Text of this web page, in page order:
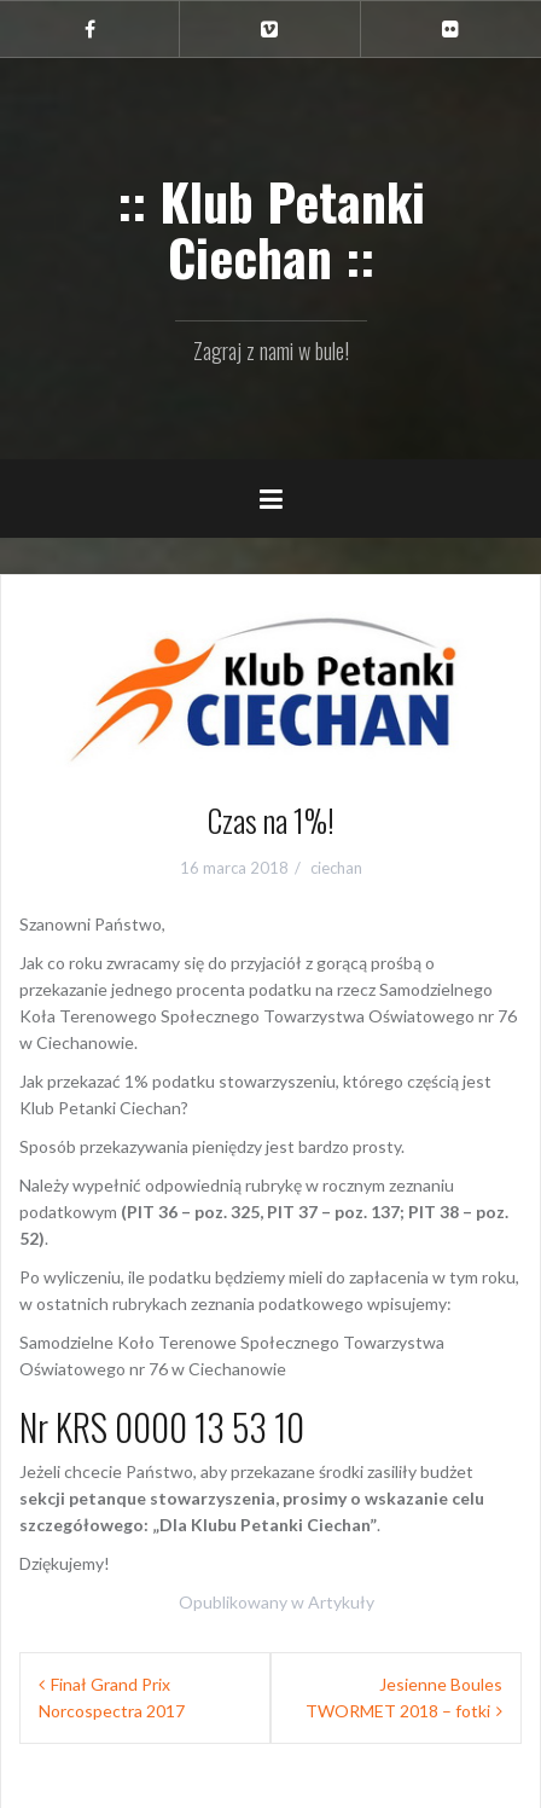
treści
Ciechan
na
na
na
:: Klub Petanki
Ciechan ::
Zagraj z nami w bule!
Czas na 1%!
16 marca 2018 ciechan
Szanowni Państwo,
Jak co roku zwracamy się do przyjaciół z gorącą prośbą o
przekazanie jednego procenta podatku na rzecz Samodzielnego
Koła Terenowego Społecznego Towarzystwa Oświatowego nr 76
w Ciechanowie.
Jak przekazać 1% podatku stowarzyszeniu, którego częścią jest
Klub Petanki Ciechan?
Sposób przekazywania pieniędzy jest bardzo prosty.
Należy wypełnić odpowiednią rubrykę w rocznym zeznaniu
podatkowym (PIT 36 – poz. 325, PIT 37 – poz. 137; PIT 38 – poz.
52).
Po wyliczeniu, ile podatku będziemy mieli do zapłacenia w tym roku,
w ostatnich rubrykach zeznania podatkowego wpisujemy:
Samodzielne Koło Terenowe Społecznego Towarzystwa
Oświatowego nr 76 w Ciechanowie
Nr KRS 0000 13 53 10
Jeżeli chcecie Państwo, aby przekazane środki zasiliły budżet
sekcji petanque stowarzyszenia, prosimy o wskazanie celu
szczegółowego: „Dla Klubu Petanki Ciechan”.
Dziękujemy!
Opublikowany wArtykuły
Nawigacja
wpisu
Finał Grand Prix
Norcospectra 2017
Jesienne Boules
TWORMET 2018 – fotki